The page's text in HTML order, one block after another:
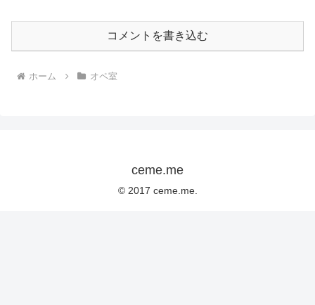
コメントを書き込む
ホーム オペ室
ceme.me
© 2017 ceme.me.